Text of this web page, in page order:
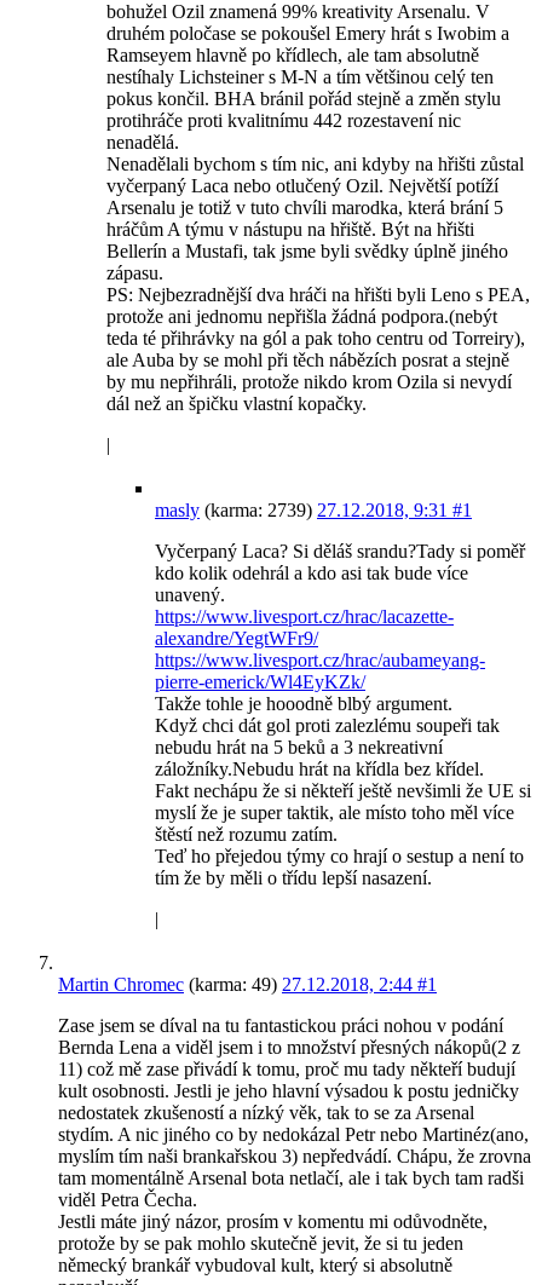
bohužel Ozil znamená 99% kreativity Arsenalu. V
druhém poločase se pokoušel Emery hrát s Iwobim a
Ramseyem hlavně po křídlech, ale tam absolutně
nestíhaly Lichsteiner s M-N a tím většinou celý ten
pokus končil. BHA bránil pořád stejně a změn stylu
protihráče proti kvalitnímu 442 rozestavení nic
nenadělá.
Nenadělali bychom s tím nic, ani kdyby na hřišti zůstal
vyčerpaný Laca nebo otlučený Ozil. Největší potíží
Arsenalu je totiž v tuto chvíli marodka, která brání 5
hráčům A týmu v nástupu na hřiště. Být na hřišti
Bellerín a Mustafi, tak jsme byli svědky úplně jiného
zápasu.
PS: Nejbezradnější dva hráči na hřišti byli Leno s PEA,
protože ani jednomu nepřišla žádná podpora.(nebýt
teda té přihrávky na gól a pak toho centru od Torreiry),
ale Auba by se mohl při těch nábězích posrat a stejně
by mu nepřihráli, protože nikdo krom Ozila si nevydí
dál než an špičku vlastní kopačky.
|
masly (karma: 2739) 27.12.2018, 9:31 #1
Vyčerpaný Laca? Si děláš srandu?Tady si poměř
kdo kolik odehrál a kdo asi tak bude více
unavený.
https://www.livesport.cz/hrac/lacazette-
alexandre/YegtWFr9/
https://www.livesport.cz/hrac/aubameyang-
pierre-emerick/Wl4EyKZk/
Takže tohle je hooodně blbý argument.
Když chci dát gol proti zalezlému soupeři tak
nebudu hrát na 5 beků a 3 nekreativní
záložníky.Nebudu hrát na křídla bez křídel.
Fakt nechápu že si někteří ještě nevšimli že UE si
myslí že je super taktik, ale místo toho měl více
štěstí než rozumu zatím.
Teď ho přejedou týmy co hrají o sestup a není to
tím že by měli o třídu lepší nasazení.
|
Martin Chromec (karma: 49) 27.12.2018, 2:44 #1
Zase jsem se díval na tu fantastickou práci nohou v podání
Bernda Lena a viděl jsem i to množství přesných nákopů(2 z
11) což mě zase přivádí k tomu, proč mu tady někteří budují
kult osobnosti. Jestli je jeho hlavní výsadou k postu jedničky
nedostatek zkušeností a nízký věk, tak to se za Arsenal
stydím. A nic jiného co by nedokázal Petr nebo Martinéz(ano,
myslím tím naši brankařskou 3) nepředvádí. Chápu, že zrovna
tam momentálně Arsenal bota netlačí, ale i tak bych tam radši
viděl Petra Čecha.
Jestli máte jiný názor, prosím v komentu mi odůvodněte,
protože by se pak mohlo skutečně jevit, že si tu jeden
německý brankář vybudoval kult, který si absolutně